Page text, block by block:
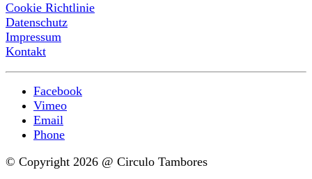
Cookie Richtlinie
Datenschutz
Impressum
Kontakt
Facebook
Vimeo
Email
Phone
© Copyright 2026 @ Circulo Tambores